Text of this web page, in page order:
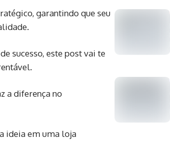
garantindo que seu
de sucesso, este post vai te
a diferença no
ideia em uma loja